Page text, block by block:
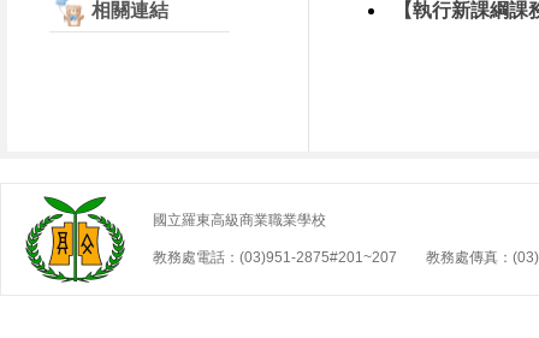
相關連結
【執行新課綱課
國立羅東高級商業職業學校
教務處電話：(03)951-2875#201~207 教務處傳真：